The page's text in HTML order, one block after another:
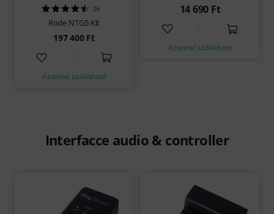
26
Rode NTG5 Kit
197 400 Ft
Azonnal szállítható
14 690 Ft
Azonnal szállítható
Interfacce audio & controller